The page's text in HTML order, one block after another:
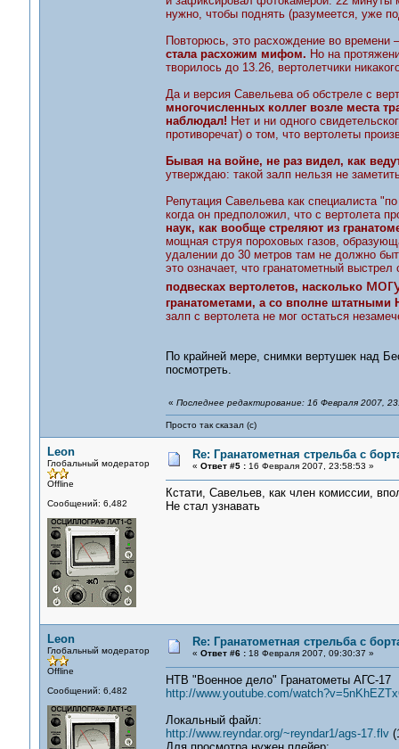
нужно, чтобы поднять (разумеется, уже
Повторюсь, это расхождение во времени
стала расхожим мифом. Но на
творилось до 13.26, вертолетчики
Да и версия Савельева об обстреле с
многочисленных коллег возле места
наблюдал! Нет и ни одного
противоречат) о том, что вертолеты
Бывая на войне, не раз видел, как
утверждаю: такой залп нельзя не
Репутация Савельева как специалиста
когда он предположил, что с вертолета
наук, как вообще стреляют из
мощная струя пороховых газов,
удалении до 30 метров там не должно
это означает, что гранатометный
подвесках вертолетов, насколько
гранатометами, а со вполне
залп с вертолета не мог остаться
По крайней мере, снимки вертушек над
посмотреть.
« Последнее редактирование: 16 Февраля 2007,
Просто так сказал (с)
Leon
Глобальный модератор
Offline
Сообщений: 6,482
Re: Гранатометная стрельба с
« Ответ #5 :16 Февраля 2007, 23:58:53 »
Кстати, Савельев, как член комиссии,
Не стал узнавать
Leon
Глобальный модератор
Offline
Сообщений: 6,482
Re: Гранатометная стрельба с
« Ответ #6 :18 Февраля 2007, 09:30:37 »
НТВ "Военное дело" Гранатометы АГС-17
http://www.youtube.com/
Локальный файл:
http://www.reyndar.org/~reyndar1/ags-17.flv